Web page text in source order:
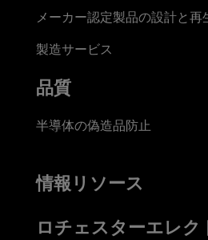
メーカー認定製品の設計と再
製造サービス
品質
半導体の偽造品防止
情報リソース
ロチェスターエレク